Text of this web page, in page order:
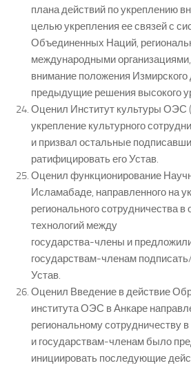
плана действий по укреплению
целью укрепления ее связей с
Объединенных Наций,
международными
внимание положения Измирского
предыдущие решения высокого
Оценил Институт культуры ОЭС
укрепление культурного
и призвал остальные
ратифицировать его Устав.
Оценил функционирование
Исламабаде, направленного на
регионального сотрудничества в
технологий между
государства-члены и
государствам-членам
Устав.
Оценил Введение в действие
института ОЭС в Анкаре
региональному сотрудничеству
и государствам-членам было
инициировать последующие